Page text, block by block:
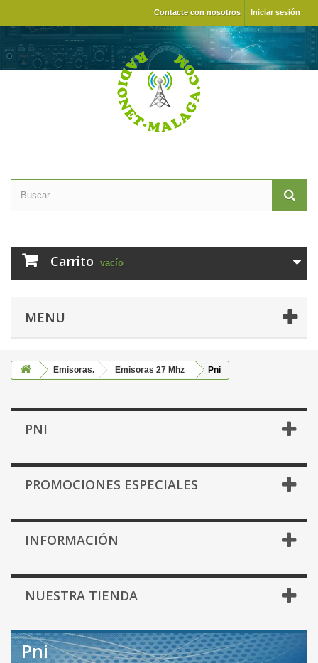
Iniciar sesión
Contacte con nosotros
Carrito vacío
MENU
Emisoras. Emisoras 27 Mhz Pni
PNI
PROMOCIONES ESPECIALES
INFORMACIÓN
NUESTRA TIENDA
Pni